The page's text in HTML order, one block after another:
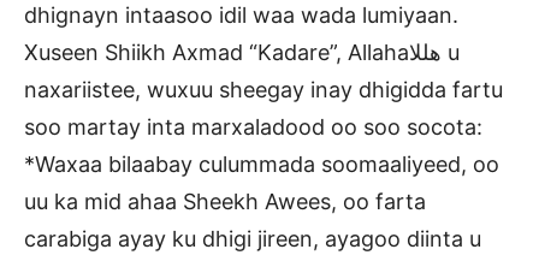
dhignayn intaasoo idil waa wada lumiyaan.
Xuseen Shiikh Axmad “Kadare”, Allahaهللا u
naxariistee, wuxuu sheegay inay dhigidda fartu
soo martay inta marxaladood oo soo socota:
*Waxaa bilaabay culummada soomaaliyeed, oo
uu ka mid ahaa Sheekh Awees, oo farta
carabiga ayay ku dhigi jireen, ayagoo diinta u